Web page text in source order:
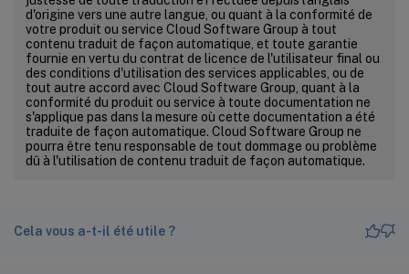
d'origine vers une autre langue, ou quant à la conformité de
votre produit ou service Cloud Software Group à tout
contenu traduit de façon automatique, et toute garantie
fournie en vertu du contrat de licence de l'utilisateur final ou
des conditions d'utilisation des services applicables, ou de
tout autre accord avec Cloud Software Group, quant à la
conformité du produit ou service à toute documentation ne
s'applique pas dans la mesure où cette documentation a été
traduite de façon automatique. Cloud Software Group ne
pourra être tenu responsable de tout dommage ou problème
dû à l'utilisation de contenu traduit de façon automatique.
Cela vous a-t-il été utile ?